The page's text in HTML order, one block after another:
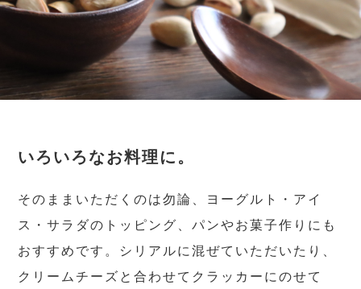
いろいろなお料理に。
そのままいただくのは勿論、ヨーグルト・アイ
ス・サラダのトッピング、パンやお菓子作りにも
おすすめです。シリアルに混ぜていただいたり、
クリームチーズと合わせてクラッカーにのせて